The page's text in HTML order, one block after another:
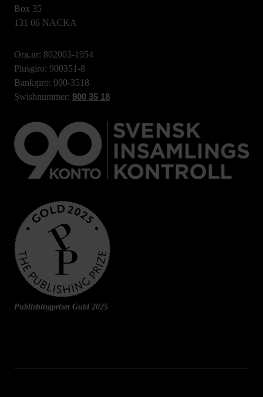
Box 35
131 06 NACKA
Org.nr: 802003-1954
Plusgiro: 900351-8
Bankgiro: 900-3518
Swishnummer: 900 35 18
Publishingpriset Guld 2025